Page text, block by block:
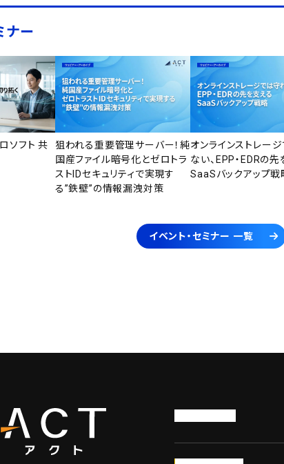
ナー
ソフト 共
狙われる重要管理サーバー！純
国産ファイル暗号化とゼロトラ
ストIDセキュリティで実現す
る”鉄壁”の情報漏洩対策
オンラインストレー
ない、EPP・EDRの先
SaaSバックアップ戦
イベント・セミナー 一覧